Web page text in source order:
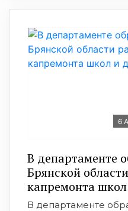
6
В департаменте
Брянской
капремонта
В департаменте